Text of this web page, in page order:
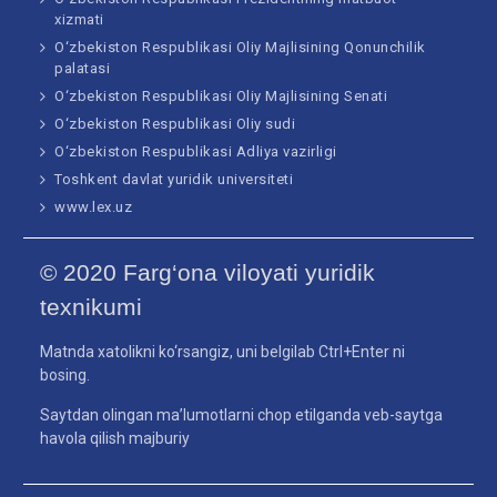
xizmati
O‘zbekiston Respublikasi Oliy Majlisining Qonunchilik
palatasi
O‘zbekiston Respublikasi Oliy Majlisining Senati
O‘zbekiston Respublikasi Oliy sudi
O‘zbekiston Respublikasi Adliya vazirligi
Toshkent davlat yuridik universiteti
www.lex.uz
© 2020 Farg‘ona viloyati yuridik
texnikumi
Matnda xatolikni ko‘rsangiz, uni belgilab Ctrl+Enter ni
bosing.
Saytdan olingan ma’lumotlarni chop etilganda veb-saytga
havola qilish majburiy